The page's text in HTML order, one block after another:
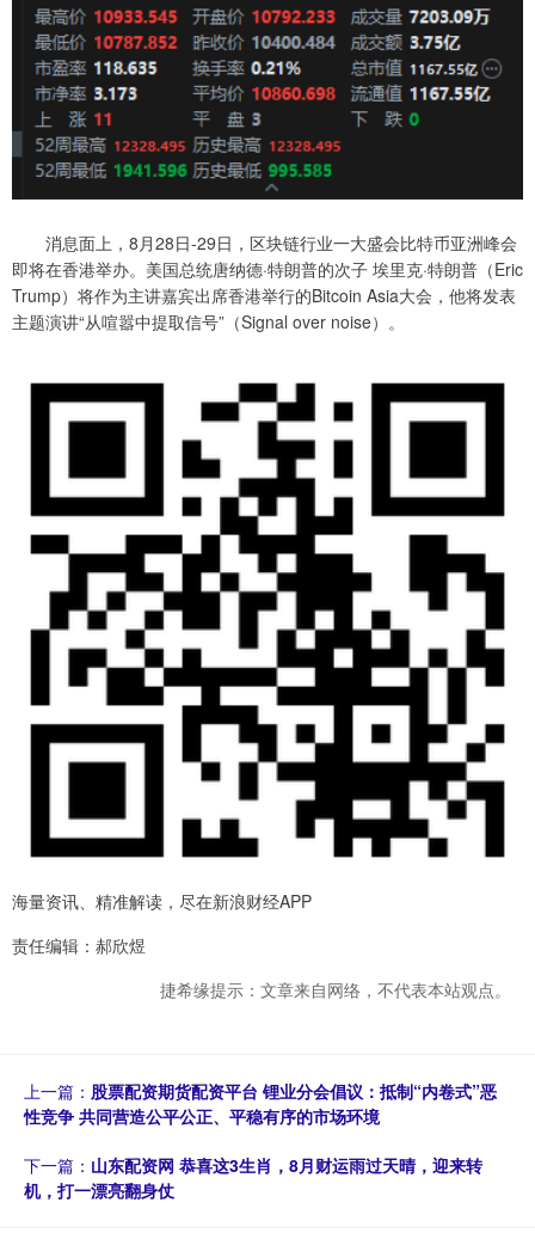
消息面上，8月28日-29日，区块链行业一大盛会比特币亚洲峰会
即将在香港举办。美国总统唐纳德·特朗普的次子 埃里克·特朗普（Eric
Trump）将作为主讲嘉宾出席香港举行的Bitcoin Asia大会，他将发表
主题演讲“从喧嚣中提取信号”（Signal over noise）。
海量资讯、精准解读，尽在新浪财经APP
责任编辑：郝欣煜
捷希缘提示：文章来自网络，不代表本站观点。
上一篇： 股票配资期货配资平台 锂业分会倡议：抵制“内卷式”恶
性竞争 共同营造公平公正、平稳有序的市场环境
下一篇： 山东配资网 恭喜这3生肖，8月财运雨过天晴，迎来转
机，打一漂亮翻身仗